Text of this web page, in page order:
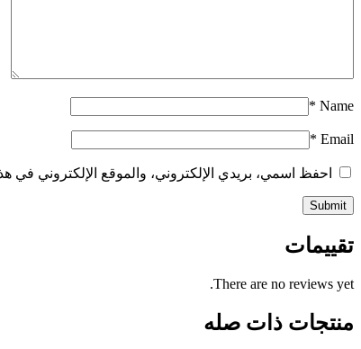
Name
*
Email
*
احفظ اسمي، بريدي الإلكتروني، والموقع الإلكتروني في
تقييمات
There are no reviews yet.
منتجات ذات صله